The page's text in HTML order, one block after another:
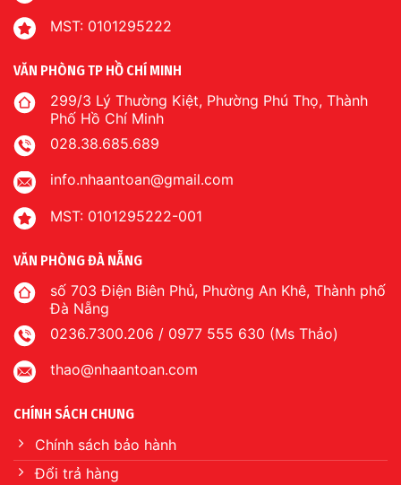
MST: 0101295222
VĂN PHÒNG TP HỒ CHÍ MINH
299/3 Lý Thường Kiệt, Phường Phú Thọ, Thành
Phố Hồ Chí Minh
028.38.685.689
info.nhaantoan@gmail.com
MST: 0101295222-001
VĂN PHÒNG ĐÀ NẴNG
số 703 Điện Biên Phủ, Phường An Khê, Thành phố
Đà Nẵng
0236.7300.206 / 0977 555 630 (Ms Thảo)
thao@nhaantoan.com
CHÍNH SÁCH CHUNG
Chính sách bảo hành
Đổi trả hàng